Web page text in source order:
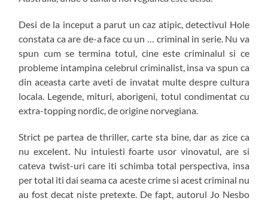
Desi de la inceput a parut un caz atipic, detectivul Hole
constata ca are de-a face cu un … criminal in serie. Nu va
spun cum se termina totul, cine este criminalul si ce
probleme intampina celebrul criminalist, insa va spun ca
din aceasta carte aveti de invatat multe despre cultura
locala. Legende, mituri, aborigeni, totul condimentat cu
extra-topping nordic, de origine norvegiana.
Strict pe partea de thriller, carte sta bine, dar as zice ca
nu excelent. Nu intuiesti foarte usor vinovatul, are si
cateva twist-uri care iti schimba total perspectiva, insa
per total iti dai seama ca aceste crime si acest criminal nu
au fost decat niste pretexte. De fapt, autorul Jo Nesbo